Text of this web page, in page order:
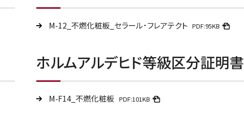
M-12_不燃化粧板_セラール･フレアテクト PDF:95KB
ホルムアルデヒド等級区分証明書
M-F14_不燃化粧板 PDF:101KB